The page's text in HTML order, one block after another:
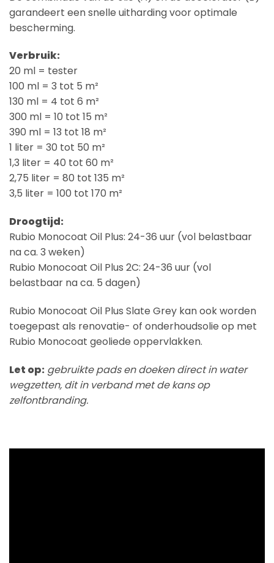
garandeert een snelle uitharding voor optimale
bescherming.
Verbruik:
20 ml = tester
100 ml = 3 tot 5 m²
130 ml = 4 tot 6 m²
300 ml = 10 tot 15 m²
390 ml = 13 tot 18 m²
1 liter = 30 tot 50 m²
1,3 liter = 40 tot 60 m²
2,75 liter = 80 tot 135 m²
3,5 liter = 100 tot 170 m²
Droogtijd:
Rubio Monocoat Oil Plus: 24-36 uur (vol belastbaar
na ca. 3 weken)
Rubio Monocoat Oil Plus 2C: 24-36 uur (vol
belastbaar na ca. 5 dagen)
Rubio Monocoat Oil Plus Slate Grey kan ook worden
toegepast als renovatie- of onderhoudsolie op met
Rubio Monocoat geoliede oppervlakken.
Let op: gebruikte pads en doeken direct in water
wegzetten, dit in verband met de kans op
zelfontbranding.